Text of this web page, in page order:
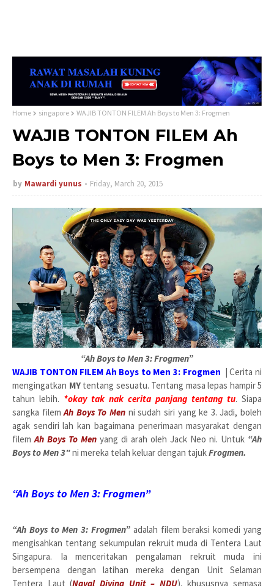
Home singapore WAJIB TONTON FILEM Ah Boys to Men 3: Frogmen
WAJIB TONTON FILEM Ah
Boys to Men 3: Frogmen
by Mawardi yunus Friday, March 20, 2015
“Ah Boys to Men 3: Frogmen”
WAJIB TONTON FILEM Ah Boys to Men 3: Frogmen | Cerita ni
mengingatkan MYtentang sesuatu. Tentang masa lepas hampir 5
tahun lebih. *okay tak nak cerita panjang tentang tu. Siapa
sangka filemAh Boys To Men ni sudah siri yang ke 3. Jadi, boleh
agak sendiri lah kan bagaimana penerimaan masyarakat dengan
filemAh Boys To Men yang di arah oleh Jack Neo ni. Untuk “Ah
Boys to Men 3"ni mereka telah keluar dengan tajukFrogmen.
“Ah Boys to Men 3: Frogmen”
“Ah Boys to Men 3: Frogmen” adalah filem beraksi komedi yang
mengisahkan tentang sekumpulan rekruit muda di Tentera Laut
Singapura. Ia menceritakan pengalaman rekruit muda ini
bersempena dengan latihan mereka dengan Unit Selaman
Tentera Laut (Naval Diving Unit – NDU), khususnya semasa